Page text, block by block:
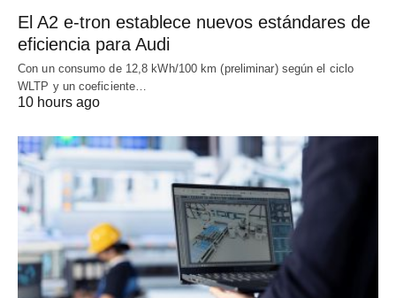
El A2 e-tron establece nuevos estándares de
eficiencia para Audi
Con un consumo de 12,8 kWh/100 km (preliminar) según el ciclo
WLTP y un coeficiente…
10 hours ago